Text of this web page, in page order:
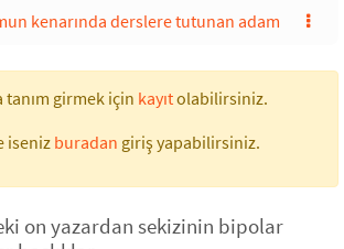
kenarında derslere tutunan adam
tanım girmek için kayıtolabilirsiniz.
isenizburadan giriş yapabilirsiniz.
on yazardan sekizinin bipolar